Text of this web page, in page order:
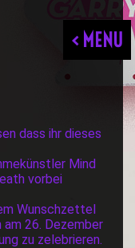
< MENU
dass ihr dieses
Mind
vorbei
Wunschzettel
am 26. Dezember
zu zelebrieren.